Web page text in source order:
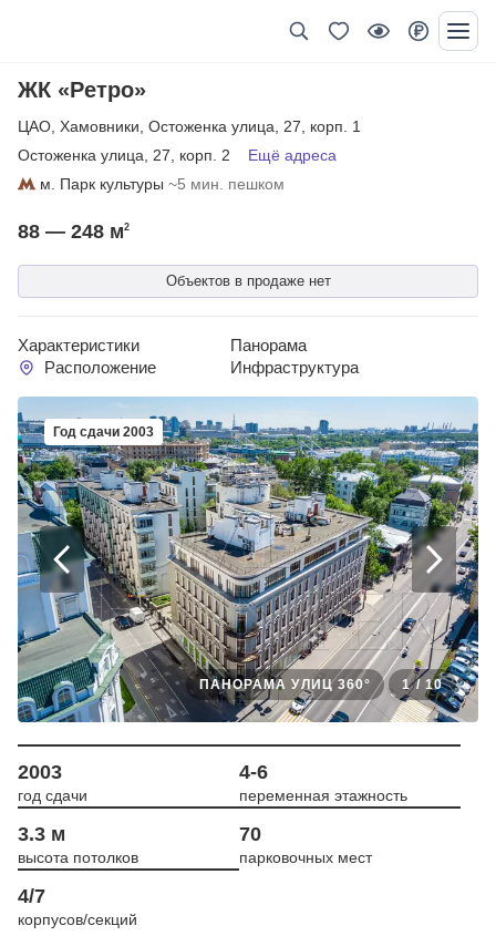
ЖК «Ретро»
ЦАО Хамовники Остоженка улица 27
корп. 1
Остоженка улица
27 корп. 2
Ещё адреса
м. Парк культуры ~5 мин. пешком
Объектов в продаже нет
88 — 248 м2
Характеристики
Панорама
Расположение
Инфраструктура
Год сдачи 2003
1/ 10
ПАНОРАМА УЛИЦ 360°
2003
год сдачи
4-6
переменная этажность
3.3 м
высота потолков
70
парковочных мест
4/7
корпусов/секций